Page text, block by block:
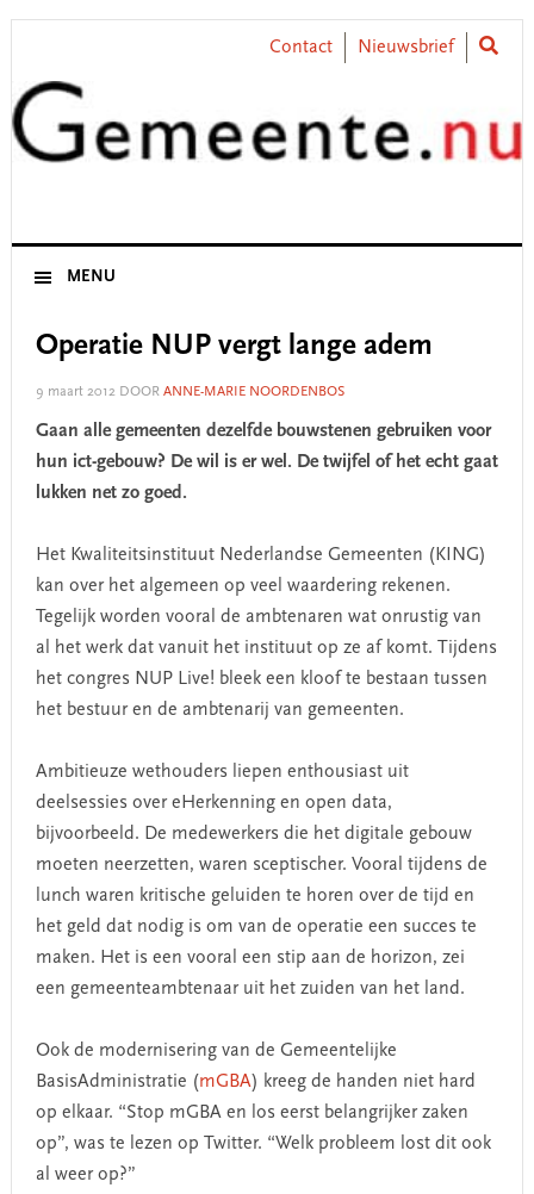
Skip
primary
navigation
Skip
content
Skip
primary
sidebar
Skip
footer
Contact Nieuwsbrief
MENU
Operatie NUP vergt lange adem
9 maart 2012DOOR ANNE-MARIE NOORDENBOS
Gaan alle gemeenten dezelfde bouwstenen gebruiken voor
hun ict-gebouw? De wil is er wel. De twijfel of het echt gaat
lukken net zo goed.
Het Kwaliteitsinstituut Nederlandse Gemeenten (KING)
kan over het algemeen op veel waardering rekenen.
Tegelijk worden vooral de ambtenaren wat onrustig van
al het werk dat vanuit het instituut op ze af komt. Tijdens
het congres NUP Live! bleek een kloof te bestaan tussen
het bestuur en de ambtenarij van gemeenten.
Ambitieuze wethouders liepen enthousiast uit
deelsessies over eHerkenning en open data,
bijvoorbeeld. De medewerkers die het digitale gebouw
moeten neerzetten, waren sceptischer. Vooral tijdens de
lunch waren kritische geluiden te horen over de tijd en
het geld dat nodig is om van de operatie een succes te
maken. Het is een vooral een stip aan de horizon, zei
een gemeenteambtenaar uit het zuiden van het land.
Ook de modernisering van de Gemeentelijke
BasisAdministratie (mGBA) kreeg de handen niet hard
op elkaar. “Stop mGBA en los eerst belangrijker zaken
op”, was te lezen op Twitter. “Welk probleem lost dit ook
al weer op?”